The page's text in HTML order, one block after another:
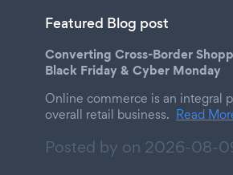
Featured Blog post
Converting Cross-Border
Black Friday & Cyber Monday
Online commerce is an integral
overall retail business. Read
Posted by on 2026-08-